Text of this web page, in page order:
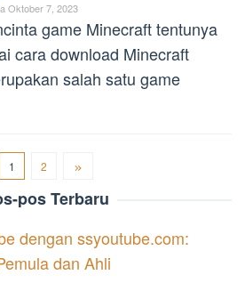
Oktober 7, 2023
game Minecraft tentunya
cara download Minecraft
salah satu game
1 2
pos Terbaru
dengan ssyoutube.com:
dan Ahli